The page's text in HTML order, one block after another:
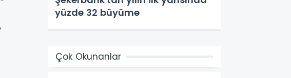
yüzde 32 büyüme
Çok Okunanlar